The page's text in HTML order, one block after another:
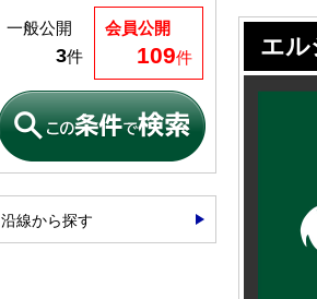
エル
会員公開
109件
一般公開
3件
沿線から探す